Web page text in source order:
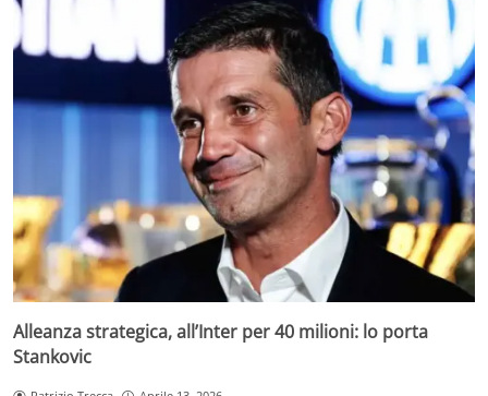
Alleanza strategica, all’Inter per 40 milioni: lo porta
Stankovic